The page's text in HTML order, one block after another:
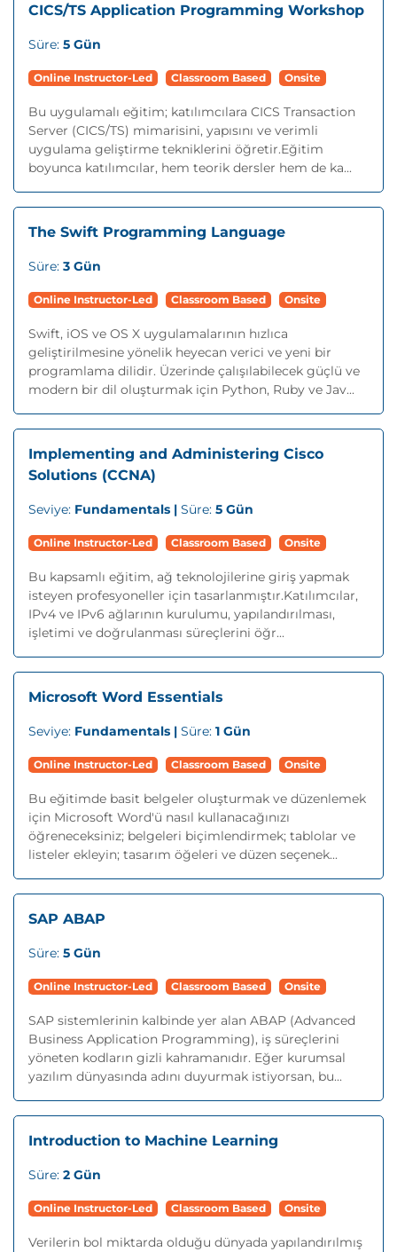
CICS/TS Application Programming Workshop
Süre: 5 Gün
Online Instructor-Led Classroom Based Onsite
Bu uygulamalı eğitim; katılımcılara CICS Transaction
Server (CICS/TS) mimarisini, yapısını ve verimli
uygulama geliştirme tekniklerini öğretir.Eğitim
boyunca katılımcılar, hem teorik dersler hem de ka...
The Swift Programming Language
Süre: 3 Gün
Online Instructor-Led Classroom Based Onsite
Swift, iOS ve OS X uygulamalarının hızlıca
geliştirilmesine yönelik heyecan verici ve yeni bir
programlama dilidir. Üzerinde çalışılabilecek güçlü ve
modern bir dil oluşturmak için Python, Ruby ve Jav...
Implementing and Administering Cisco
Solutions (CCNA)
Seviye: Fundamentals | Süre: 5 Gün
Online Instructor-Led Classroom Based Onsite
Bu kapsamlı eğitim, ağ teknolojilerine giriş yapmak
isteyen profesyoneller için tasarlanmıştır.Katılımcılar,
IPv4 ve IPv6 ağlarının kurulumu, yapılandırılması,
işletimi ve doğrulanması süreçlerini öğr...
Microsoft Word Essentials
Seviye: Fundamentals | Süre: 1 Gün
Online Instructor-Led Classroom Based Onsite
Bu eğitimde basit belgeler oluşturmak ve düzenlemek
için Microsoft Word'ü nasıl kullanacağınızı
öğreneceksiniz; belgeleri biçimlendirmek; tablolar ve
listeler ekleyin; tasarım öğeleri ve düzen seçenek...
SAP ABAP
Süre: 5 Gün
Online Instructor-Led Classroom Based Onsite
SAP sistemlerinin kalbinde yer alan ABAP (Advanced
Business Application Programming), iş süreçlerini
yöneten kodların gizli kahramanıdır. Eğer kurumsal
yazılım dünyasında adını duyurmak istiyorsan, bu...
Introduction to Machine Learning
Süre: 2 Gün
Online Instructor-Led Classroom Based Onsite
Verilerin bol miktarda olduğu dünyada yapılandırılmış